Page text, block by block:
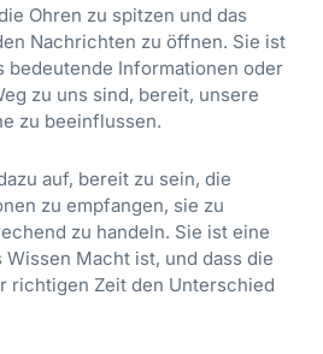
Ohren zu spitzen und das
Nachrichten zu öffnen. Sie ist
bedeutende Informationen oder
zu uns sind, bereit, unsere
zu beeinflussen.
auf, bereit zu sein, die
zu empfangen, sie zu
zu handeln. Sie ist eine
Wissen Macht ist, und dass die
richtigen Zeit den Unterschied